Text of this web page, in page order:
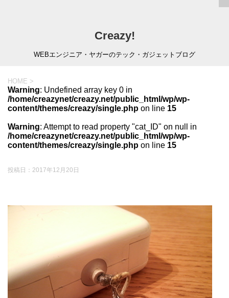
Creazy!
WEBエンジニア・ヤガーのテック・ガジェットブログ
HOME >
Warning: Undefined array key 0 in
/home/creazynet/creazy.net/public_html/wp/wp-
content/themes/creazy/single.php on line 15
Warning: Attempt to read property "cat_ID" on null in
/home/creazynet/creazy.net/public_html/wp/wp-
content/themes/creazy/single.php on line 15
投稿日： 2017年12月20日